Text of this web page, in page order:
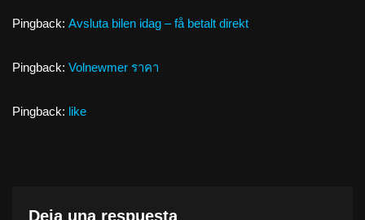
Pingback: Avsluta bilen idag – få betalt direkt
Pingback: Volnewmer ราคา
Pingback: like
Deja una respuesta